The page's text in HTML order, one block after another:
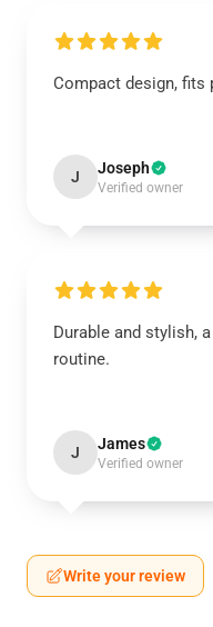
Compact design, fits
J Joseph
Verified owner
Durable and stylish,
routine.
J James
Verified owner
Write your review